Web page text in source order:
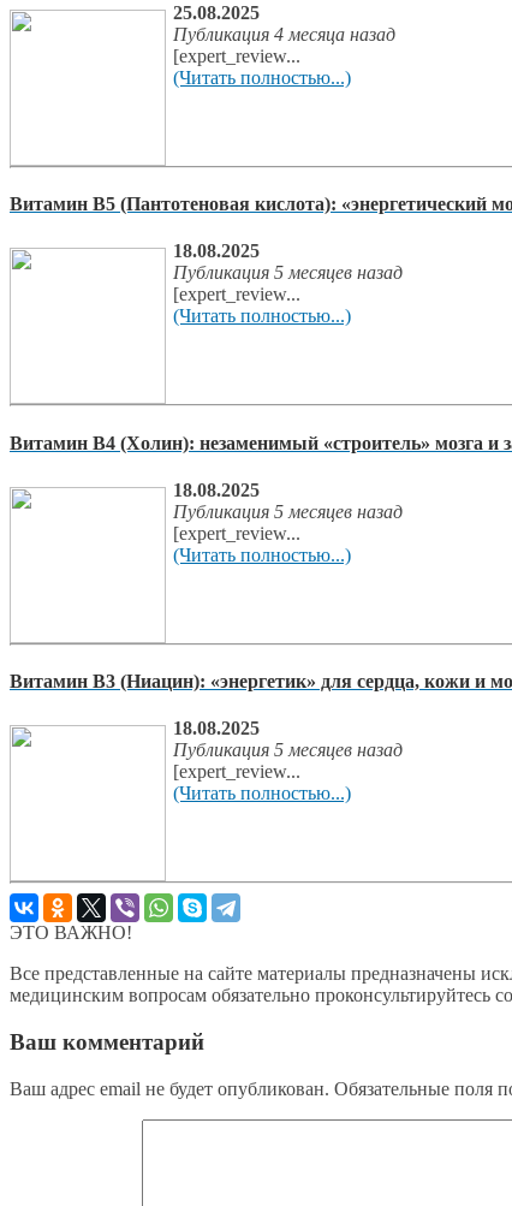
25.08.2025
Публикация 4 месяца назад
[expert_review...
(Читать полностью...)
Витамин В5 (Пантотеновая кислота): «энергетический
18.08.2025
Публикация 5 месяцев назад
[expert_review...
(Читать полностью...)
Витамин В4 (Холин): незаменимый «строитель» мозга и
18.08.2025
Публикация 5 месяцев назад
[expert_review...
(Читать полностью...)
Витамин В3 (Ниацин): «энергетик» для сердца, кожи и
18.08.2025
Публикация 5 месяцев назад
[expert_review...
(Читать полностью...)
ЭТО ВАЖНО!
Все представленные на сайте материалы предназначены
медицинским вопросам обязательно проконсультируйтесь
Ваш комментарий
Ваш адрес email не будет опубликован. Обязательные поля